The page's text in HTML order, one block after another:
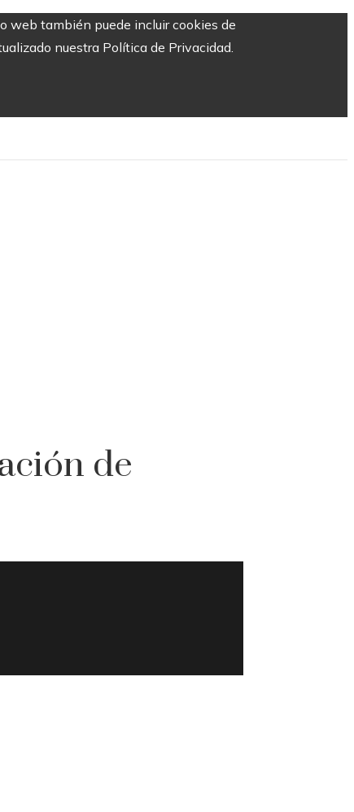
web también puede incluir cookies de
nuestra Política de Privacidad.
de